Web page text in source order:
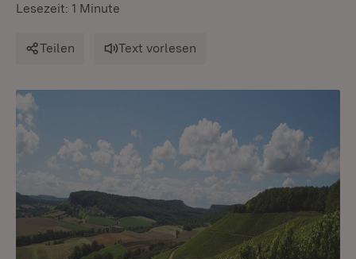
Lesezeit: 1 Minute
Teilen Text vorlesen